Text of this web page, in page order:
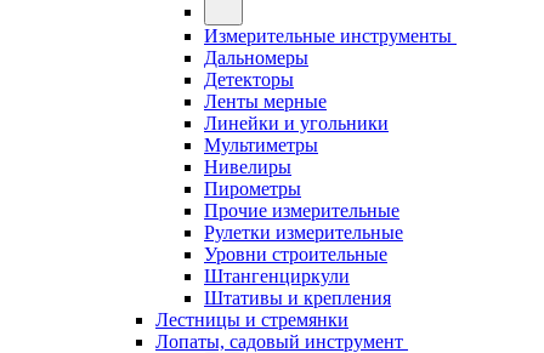
Измерительные инструменты
Дальномеры
Детекторы
Ленты мерные
Линейки и угольники
Мультиметры
Нивелиры
Пирометры
Прочие измерительные
Рулетки измерительные
Уровни строительные
Штангенциркули
Штативы и крепления
Лестницы и стремянки
Лопаты, садовый инструмент